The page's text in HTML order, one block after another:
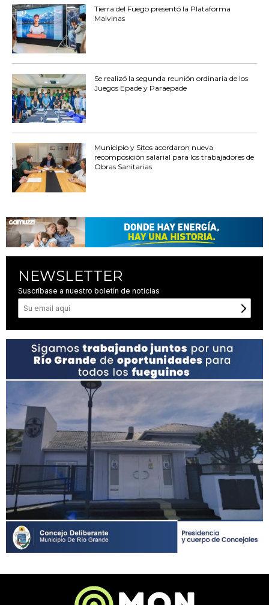
Tierra del Fuego presentó la Plataforma
Malvinas
Se realizó la segunda reunión ordinaria de los
Juegos Epade y Paraepade
Municipio y Sitos acordaron nueva
recomposición salarial para los trabajadores de
Obras Sanitarias
NEWSLETTER
Suscríbase a nuestro boletín de noticias